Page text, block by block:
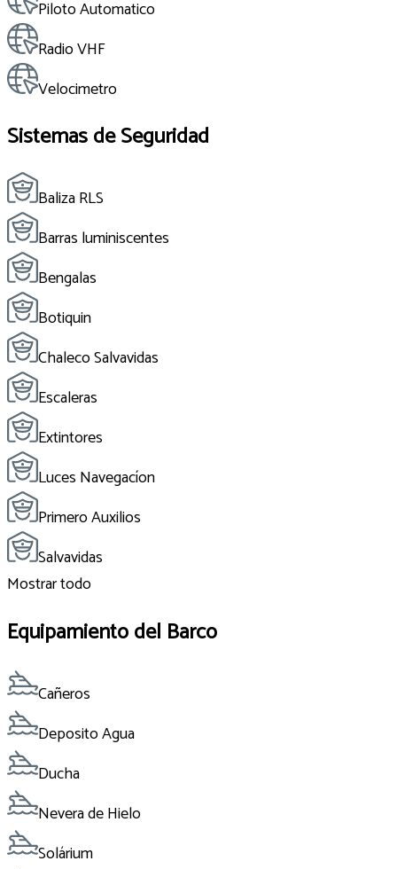
Piloto Automatico
Radio VHF
Velocimetro
Sistemas de Seguridad
Baliza RLS
Barras luminiscentes
Bengalas
Botiquin
Chaleco Salvavidas
Escaleras
Extintores
Luces Navegacíon
Primero Auxilios
Salvavidas
Mostrar todo
Equipamiento del Barco
Cañeros
Deposito Agua
Ducha
Nevera de Hielo
Solárium